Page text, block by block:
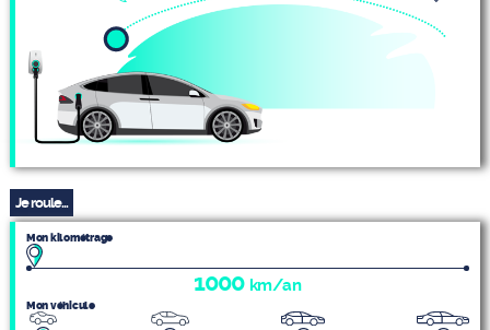
Je roule...
Mon kilométrage
1000km/an
Mon véhicule